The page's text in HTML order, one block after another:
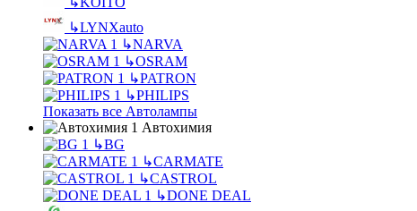
↳LYNXauto
↳NARVA
↳OSRAM
↳PATRON
↳PHILIPS
Показать все Автолампы
Автохимия
↳BG
↳CARMATE
↳CASTROL
↳DONE DEAL